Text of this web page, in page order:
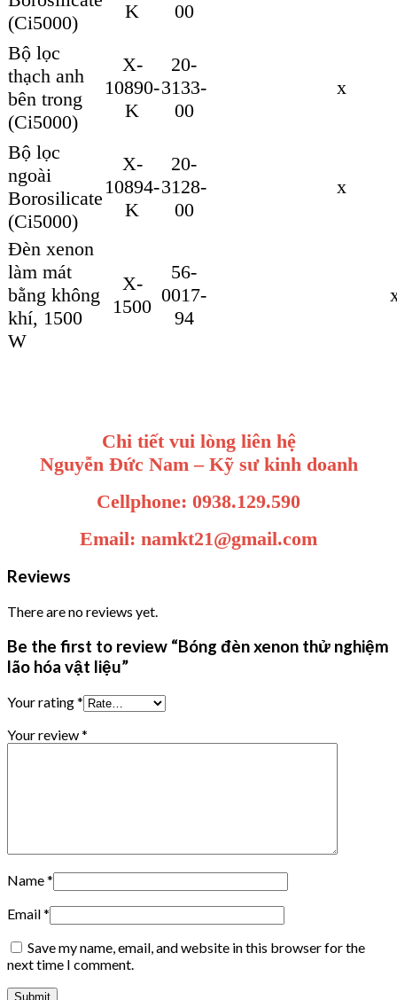
(Ci5000)
K
00
Bộ lọc
thạch anh
bên trong
(Ci5000)
X-
10890-
K
20-
3133-
00
x
Bộ lọc
ngoài
Borosilicate
(Ci5000)
X-
10894-
K
20-
3128-
00
x
Đèn xenon
làm mát
bằng không
khí, 1500
W
X-
1500
56-
0017-
94
Chi tiết vui lòng liên hệ
Nguyễn Đức Nam – Kỹ sư kinh doanh
Cellphone: 0938.129.590
Email: namkt21@gmail.com
Reviews
There are no reviews yet.
Be the first to review “Bóng đèn xenon thử nghiệm
lão hóa vật liệu”
Your rating*
Your review*
Name*
Email*
Save my name, email, and website in this browser for the
next time I comment.